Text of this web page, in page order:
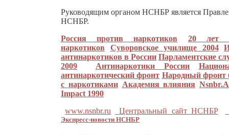
Руководящим органом НСНБР является
НСНБР.
Россия против наркотиков
20 лет
наркотиков
Суворовское училище 2004
антинаркотиков в России Парламентские
2009
Антинаркотики России
антинаркотический фронт Народный фронт
с наркотиками Академия влияния
Impact 1990
www.nsnbr.ru
Центральный сайт НСНБР
Экспресс-новости НСНБР